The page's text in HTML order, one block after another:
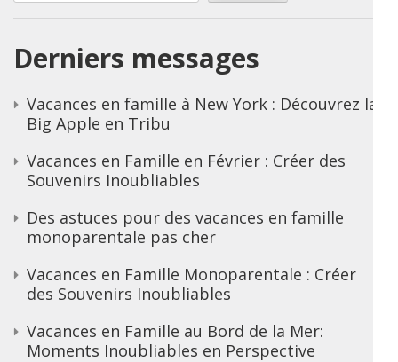
Derniers messages
Vacances en famille à New York : Découvrez la
Big Apple en Tribu
Vacances en Famille en Février : Créer des
Souvenirs Inoubliables
Des astuces pour des vacances en famille
monoparentale pas cher
Vacances en Famille Monoparentale : Créer
des Souvenirs Inoubliables
Vacances en Famille au Bord de la Mer:
Moments Inoubliables en Perspective